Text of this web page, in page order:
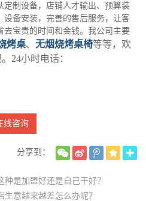
定制设备，店铺人才输出、预算装
设备安装，完善的售后服务，让客
去宝贵的时间和金钱。我公司主要
烤桌、 无烟烧烤桌椅等等，欢
24小时电话：
线咨询
分享到：
种是加盟好还是自己干好？
生意越来越差怎么办呢？